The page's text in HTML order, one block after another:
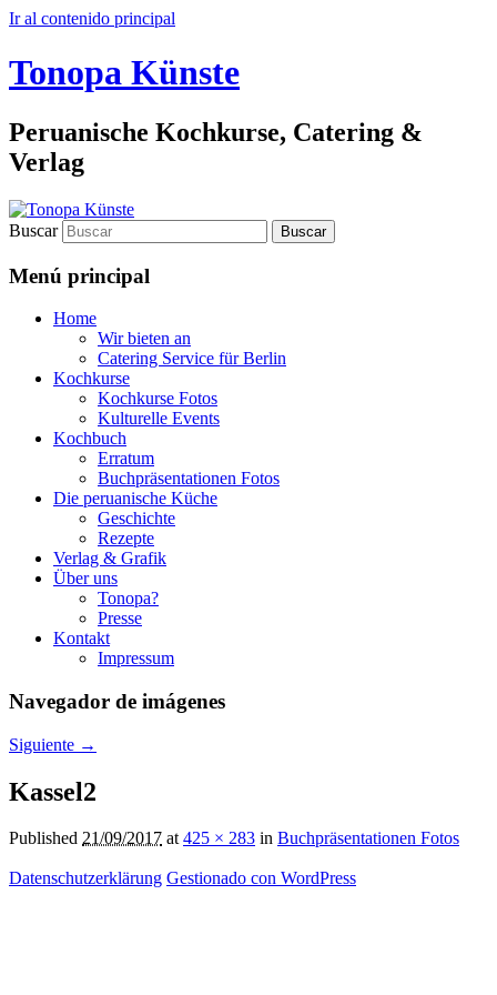
Ir al contenido principal
Tonopa Künste
Peruanische Kochkurse, Catering &
Verlag
Buscar
Menú principal
Home
Wir bieten an
Catering Service für Berlin
Kochkurse
Kochkurse Fotos
Kulturelle Events
Kochbuch
Erratum
Buchpräsentationen Fotos
Die peruanische Küche
Geschichte
Rezepte
Verlag & Grafik
Über uns
Tonopa?
Presse
Kontakt
Impressum
Navegador de imágenes
Siguiente →
Kassel2
Published 21/09/2017 at425 × 283 in Buchpräsentationen Fotos
Datenschutzerklärung Gestionado con WordPress